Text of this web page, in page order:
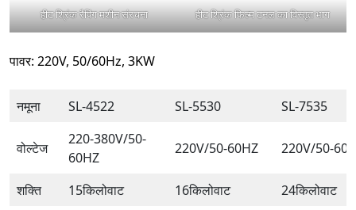
हीट श्रिंक रैपिंग मशीन संरचना हीट श्रिंक फिल्म टनल का विस्तृत भाग
पावर: 220V, 50/60Hz, 3KW
नमूना SL-4522 SL-5530 SL-7535
वोल्टेज
220-380V/50-
60HZ
220V/50-60HZ 220V/50-
शक्ति 15किलोवाट 16किलोवाट
24किलोवाट